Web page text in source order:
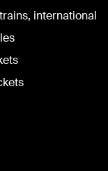
international